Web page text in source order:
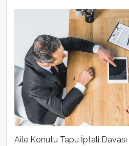
Aile Konutu Tapu İptali